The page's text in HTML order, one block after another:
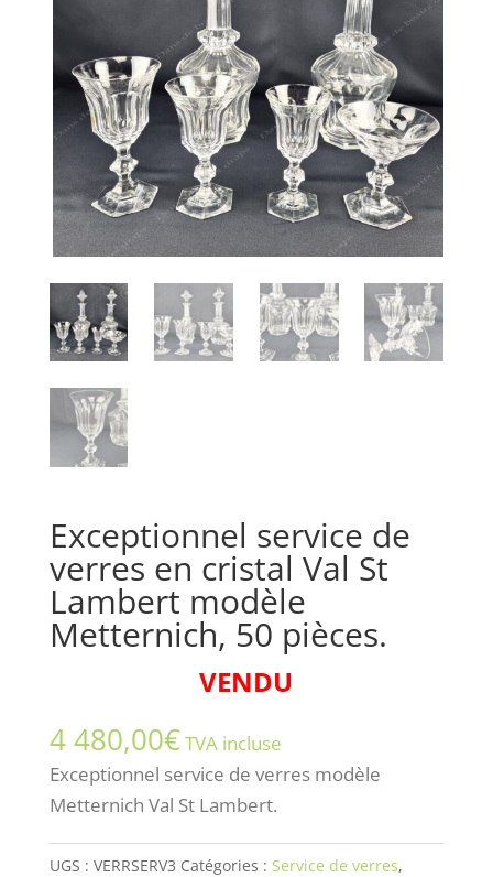
Exceptionnel service de
verres en cristal Val St
Lambert modèle
Metternich, 50 pièces.
VENDU
4 480,00€TVA incluse
Exceptionnel service de verres modèle
Metternich Val St Lambert.
UGS : VERRSERV3 Catégories : Service de verres,